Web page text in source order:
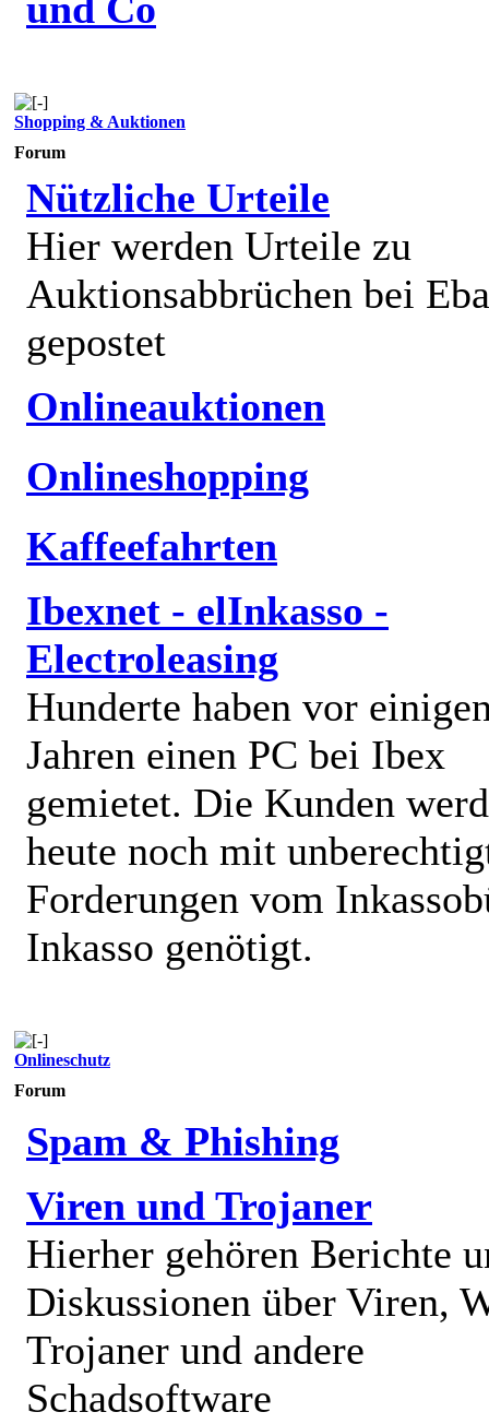
Shopping & Auktionen
Forum
Nützliche Urteile
Hier werden Urteile zu
Auktionsabbrüchen bei
gepostet
Onlineauktionen
Onlineshopping
Kaffeefahrten
Ibexnet - elInkasso -
Electroleasing
Hunderte haben vor
Jahren einen PC bei Ibex
gemietet. Die Kunden
heute noch mit
Forderungen vom
Inkasso genötigt.
Onlineschutz
Forum
Spam & Phishing
Viren und Trojaner
Hierher gehören Berichte
Diskussionen über Viren,
Trojaner und andere
Schadsoftware